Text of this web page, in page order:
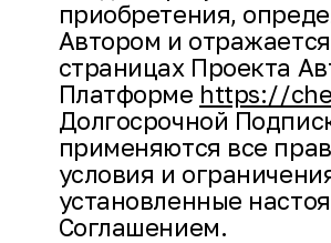
приобретения,
Автором и
страницах Проекта
Платформе https://
Долгосрочной
применяются все
условия и
установленные
Соглашением.